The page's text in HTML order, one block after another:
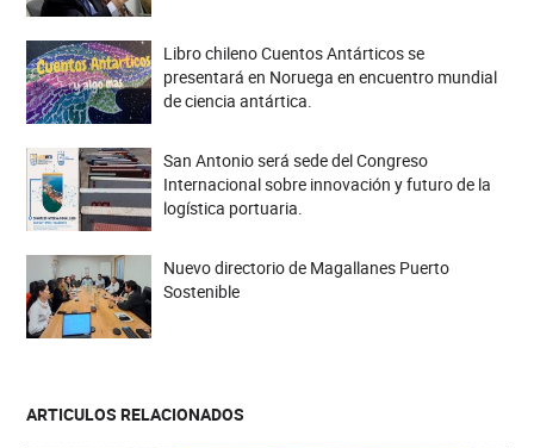
Libro chileno Cuentos Antárticos se
presentará en Noruega en encuentro mundial
de ciencia antártica.
San Antonio será sede del Congreso
Internacional sobre innovación y futuro de la
logística portuaria.
Nuevo directorio de Magallanes Puerto
Sostenible
ARTICULOS RELACIONADOS